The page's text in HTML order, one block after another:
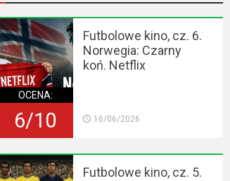
OCENA:
6/10
Futbolowe kino, cz. 6.
Norwegia: Czarny
koń. Netflix
16/06/2026
Futbolowe kino, cz. 5.